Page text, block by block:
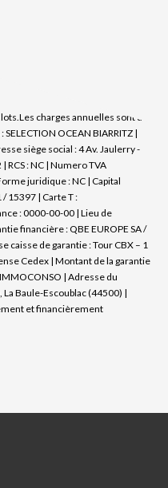
charges annuelles sont de
OCEAN BIARRITZ |
siège social : 4 Av. Jaulerry -
RCS : NC | Numero TVA
juridique : NC | Capital
/ 15397 | Carte T :
: 0000-00-00 | Lieu de
financière : QBE EUROPE SA /
caisse de garantie : Tour CBX – 1
Cedex | Montant de la garantie
| Adresse du
Baule-Escoublac (44500) |
et financièrement